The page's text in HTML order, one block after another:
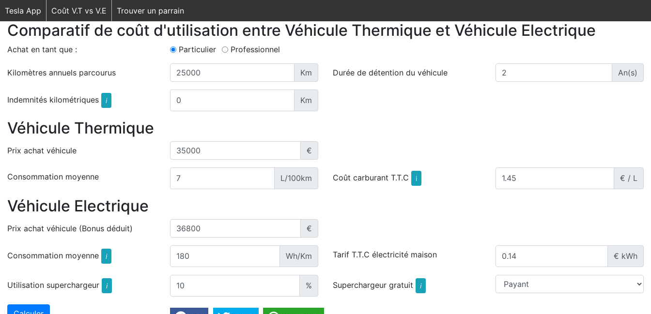
Tesla App Coût V.T vs V.E Trouver un parrain
Comparatif de coût d'utilisation entre Véhicule Thermique et Véhicule Electrique
Achat en tant que : Particulier Professionnel
Kilomètres annuels parcourus Km Durée de détention du véhicule An(s)
Indemnités kilométriques i Km
Véhicule Thermique
Prix achat véhicule €
Consommation moyenne L/100km Coût carburant T.T.C i € / L
Véhicule Electrique
Prix achat véhicule (Bonus déduit) €
Consommation moyenne i Wh/Km Tarif T.T.C électricité maison € kWh
Utilisation superchargeur i % Superchargeur gratuit i